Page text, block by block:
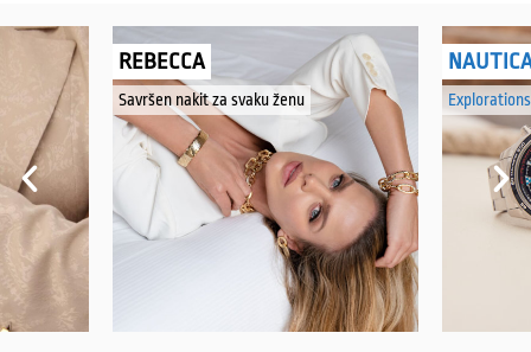
REBECCA
Savršen nakit za svaku ženu